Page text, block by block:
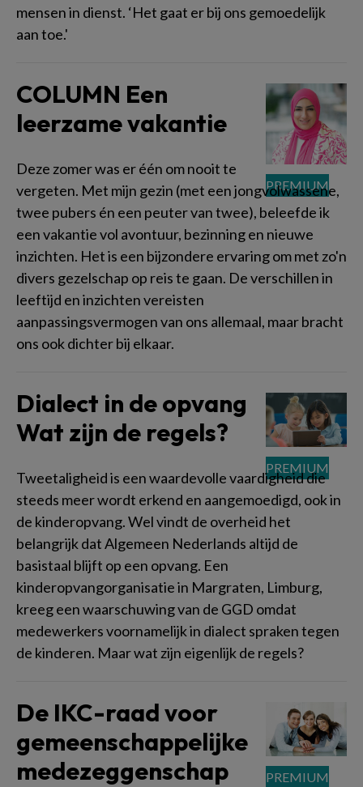
mensen in dienst. ‘Het gaat er bij ons gemoedelijk
aan toe.'
COLUMN Een
leerzame vakantie
Deze zomer was er één om nooit te
vergeten. Met mijn gezin (met een jongvolwassene,
twee pubers én een peuter van twee), beleefde ik
een vakantie vol avontuur, bezinning en nieuwe
inzichten. Het is een bijzondere ervaring om met zo'n
divers gezelschap op reis te gaan. De verschillen in
leeftijd en inzichten vereisten
aanpassingsvermogen van ons allemaal, maar bracht
ons ook dichter bij elkaar.
Dialect in de opvang
Wat zijn de regels?
Tweetaligheid is een waardevolle vaardigheid die
steeds meer wordt erkend en aangemoedigd, ook in
de kinderopvang. Wel vindt de overheid het
belangrijk dat Algemeen Nederlands altijd de
basistaal blijft op een opvang. Een
kinderopvangorganisatie in Margraten, Limburg,
kreeg een waarschuwing van de GGD omdat
medewerkers voornamelijk in dialect spraken tegen
de kinderen. Maar wat zijn eigenlijk de regels?
De IKC-raad voor
gemeenschappelijke
medezeggenschap